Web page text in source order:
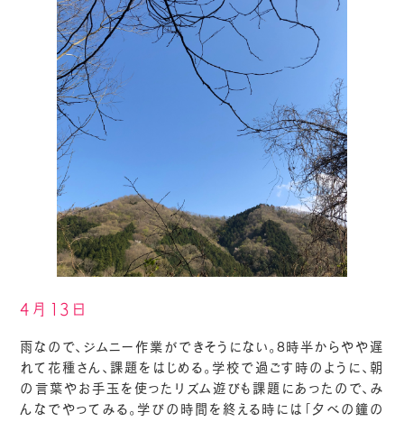
4月13日
雨なので、ジムニー作業ができそうにない。8時半からやや遅
れて花種さん、課題をはじめる。学校で過ごす時のように、朝
の言葉やお手玉を使ったリズム遊びも課題にあったので、み
んなでやってみる。学びの時間を終える時には「夕べの鐘の